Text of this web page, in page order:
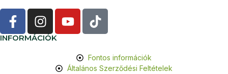
INFORMÁCIÓK
Fontos információk
Általános Szerződési Feltételek